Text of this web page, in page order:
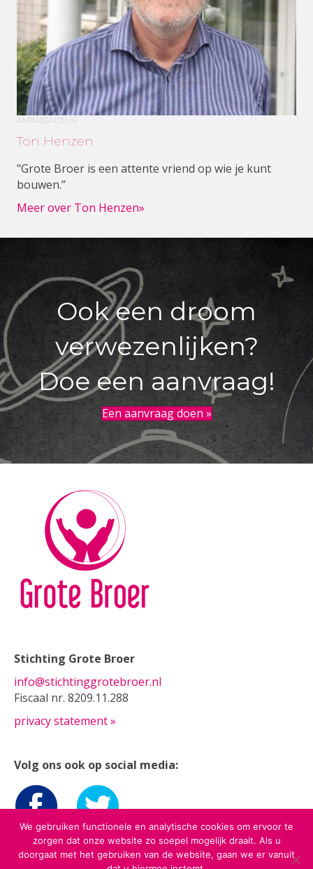
AMBASSADEUR
Ton Henzen
"Grote Broer is een attente vriend op wie je kunt
bouwen.”
Meer over Ton Henzen»
Ook een droom
verwezenlijken?
Doe een aanvraag!
Een aanvraag doen »
Stichting Grote Broer
info@stichtinggrotebroer.nl
Fiscaal nr. 8209.11.288
privacy statement »
Volg ons ook op social media:
We gebruiken functionele en analytische cookies om ervoor te
zorgen dat onze website zo soepel mogelijk draait. Als u
doorgaat met het gebruiken van de website, gaan we er vanuit